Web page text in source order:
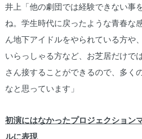
井上「他の劇団では経験できない事
ね。学生時代に戻ったような青春な
ん地下アイドルをやられている方や
いらっしゃる方など、お芝居だけで
さん接することができるので、多く
なと思っています」
初演にはなかったプロジェクション
ルに表現